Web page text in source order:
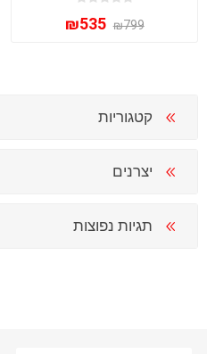
₪799
₪535
קטגוריות
יצרנים
תגיות נפוצות